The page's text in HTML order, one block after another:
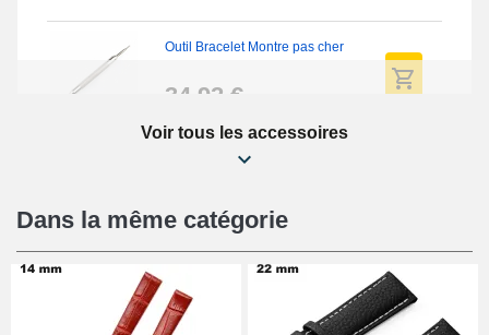
Outil Bracelet Montre pas cher
34,92 €
Kit Réparation Montre Débutant
16,90 €
Pied à Coulisse Numérique
9,90 €
Voir tous les accessoires
Dans la même catégorie